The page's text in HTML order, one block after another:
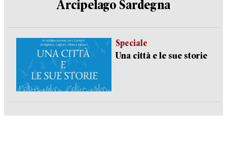
Arcipelago Sardegna
Speciale
Una città e le sue storie